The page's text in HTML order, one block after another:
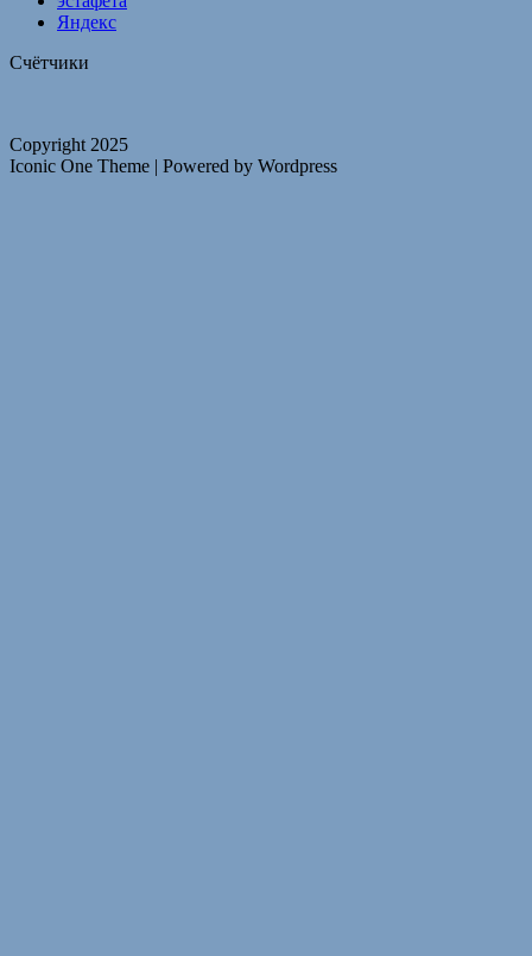
Яндекс
Счётчики
Copyright 2025
Iconic One Theme | Powered by Wordpress